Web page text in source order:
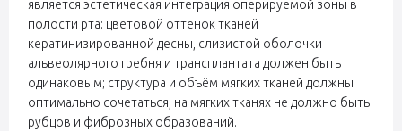
является эстетическая интеграция оперируемой зоны в
полости рта: цветовой оттенок тканей
кератинизированной десны, слизистой оболочки
альвеолярного гребня и трансплантата должен быть
одинаковым; структура и объём мягких тканей должны
оптимально сочетаться, на мягких тканях не должно быть
рубцов и фиброзных образований.